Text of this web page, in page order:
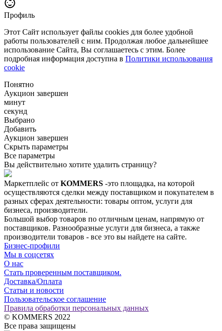
Профиль
Этот Сайт использует файлы cookies для более удобной
работы пользователей с ним. Продолжая любое дальнейшее
использование Сайта, Вы соглашаетесь с этим. Более
подробная информация доступна в Политики использования
cookie
Понятно
Аукцион завершен
минут
секунд
Выбрано
Добавить
Аукцион завершен
Скрыть параметры
Все параметры
Вы действительно хотите удалить страницу?
Маркетплейс от KOMMERS -это площадка, на которой
осуществляются сделки между поставщиком и покупателем в
разных сферах деятельности: товары оптом, услуги для
бизнеса, производители.
Большой выбор товаров по отличным ценам, напрямую от
поставщиков. Разнообразные услуги для бизнеса, а также
производители товаров - все это вы найдете на сайте.
Бизнес-профили
Мы в соцсетях
О нас
Стать проверенным поставщиком.
Доставка/Оплата
Статьи и новости
Пользовательское соглашение
Правила обработки персональных данных
© KOMMERS 2022
Все права защищены